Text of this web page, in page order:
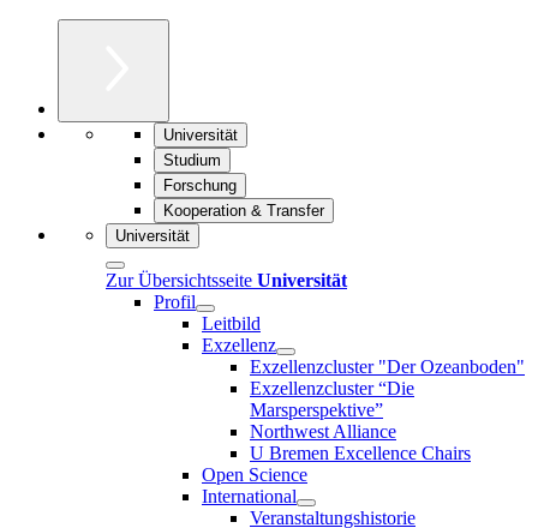
Universität
Studium
Forschung
Kooperation & Transfer
Universität
Zur Übersichtsseite Universität
Profil
Leitbild
Exzellenz
Exzellenzcluster "Der Ozeanboden"
Exzellenzcluster “Die
Marsperspektive”
Northwest Alliance
U Bremen Excellence Chairs
Open Science
International
Veranstaltungshistorie